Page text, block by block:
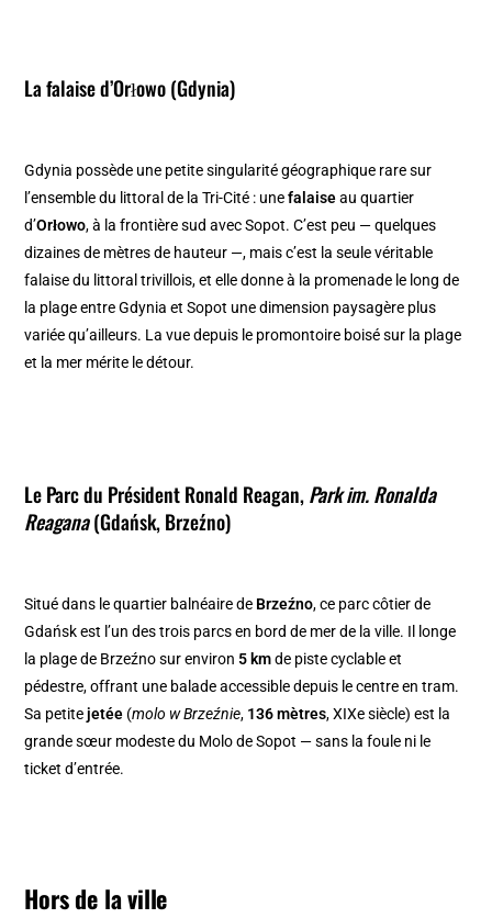
La falaise d’Orłowo (Gdynia)
Gdynia possède une petite singularité géographique rare sur
l’ensemble du littoral de la Tri-Cité : unefalaiseau quartier
d’Orłowo, à la frontière sud avec Sopot. C’est peu — quelques
dizaines de mètres de hauteur —, mais c’est la seule véritable
falaise du littoral trivillois, et elle donne à la promenade le long de
la plage entre Gdynia et Sopot une dimension paysagère plus
variée qu’ailleurs. La vue depuis le promontoire boisé sur la plage
et la mer mérite le détour.
Le Parc du Président Ronald Reagan,Park im. Ronalda
Reagana(Gdańsk, Brzeźno)
Situé dans le quartier balnéaire de Brzeźno, ce parc côtier de
Gdańsk est l’un des trois parcs en bord de mer de la ville. Il longe
la plage de Brzeźno sur environ 5 kmde piste cyclable et
pédestre, offrant une balade accessible depuis le centre en tram.
Sa petitejetée (molo w Brzeźnie, 136 mètres, XIXe siècle) est la
grande sœur modeste du Molo de Sopot — sans la foule ni le
ticket d’entrée.
Hors de la ville